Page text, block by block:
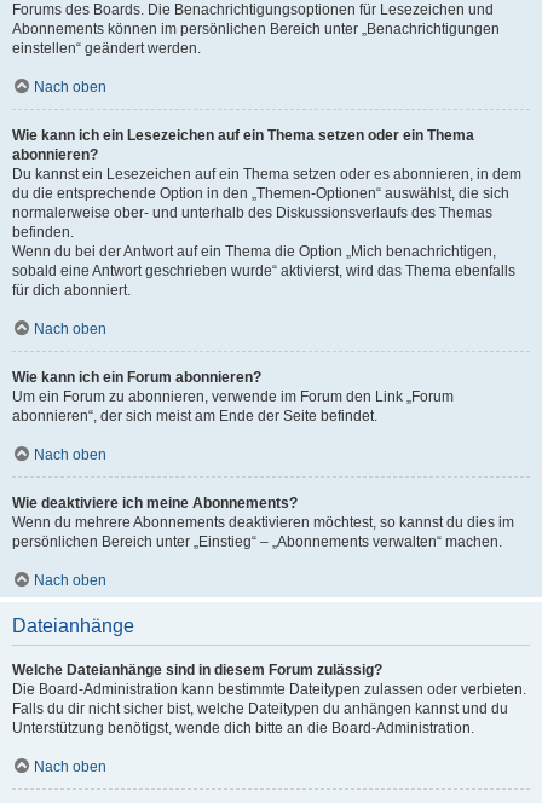
Forums des Boards. Die Benachrichtigungsoptionen für Lesezeichen und
Abonnements können im persönlichen Bereich unter „Benachrichtigungen
einstellen“ geändert werden.
Nach oben
Wie kann ich ein Lesezeichen auf ein Thema setzen oder ein Thema
abonnieren?
Du kannst ein Lesezeichen auf ein Thema setzen oder es abonnieren, in dem
du die entsprechende Option in den „Themen-Optionen“ auswählst, die sich
normalerweise ober- und unterhalb des Diskussionsverlaufs des Themas
befinden.
Wenn du bei der Antwort auf ein Thema die Option „Mich benachrichtigen,
sobald eine Antwort geschrieben wurde“ aktivierst, wird das Thema ebenfalls
für dich abonniert.
Nach oben
Wie kann ich ein Forum abonnieren?
Um ein Forum zu abonnieren, verwende im Forum den Link „Forum
abonnieren“, der sich meist am Ende der Seite befindet.
Nach oben
Wie deaktiviere ich meine Abonnements?
Wenn du mehrere Abonnements deaktivieren möchtest, so kannst du dies im
persönlichen Bereich unter „Einstieg“ – „Abonnements verwalten“ machen.
Nach oben
Dateianhänge
Welche Dateianhänge sind in diesem Forum zulässig?
Die Board-Administration kann bestimmte Dateitypen zulassen oder verbieten.
Falls du dir nicht sicher bist, welche Dateitypen du anhängen kannst und du
Unterstützung benötigst, wende dich bitte an die Board-Administration.
Nach oben